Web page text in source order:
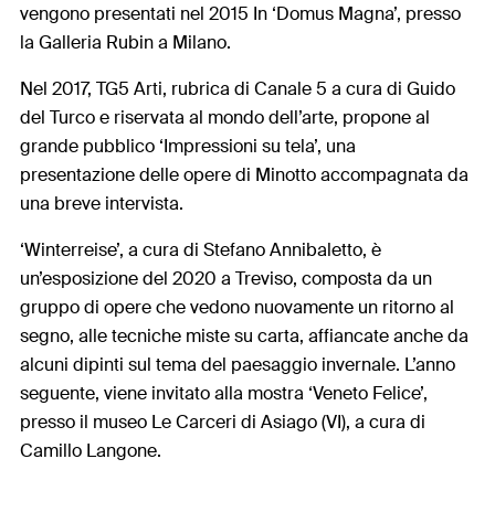
vengono presentati nel 2015 In ‘Domus Magna’, presso
la Galleria Rubin a Milano.
Nel 2017, TG5 Arti, rubrica di Canale 5 a cura di Guido
del Turco e riservata al mondo dell’arte, propone al
grande pubblico ‘Impressioni su tela’, una
presentazione delle opere di Minotto accompagnata da
una breve intervista.
‘Winterreise’, a cura di Stefano Annibaletto, è
un’esposizione del 2020 a Treviso, composta da un
gruppo di opere che vedono nuovamente un ritorno al
segno, alle tecniche miste su carta, affiancate anche da
alcuni dipinti sul tema del paesaggio invernale. L’anno
seguente, viene invitato alla mostra ‘Veneto Felice’,
presso il museo Le Carceri di Asiago (VI), a cura di
Camillo Langone.